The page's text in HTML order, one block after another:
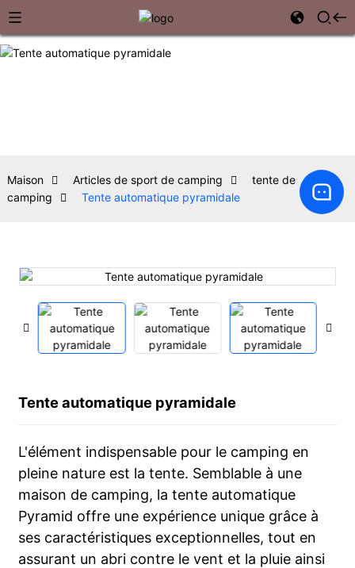
Maison Articles de sport de camping
tente de
camping
Tente automatique pyramidale
Tente automatique pyramidale
L'élément indispensable pour le camping en
pleine nature est la tente. Semblable à une
maison de camping, la tente automatique
Pyramid offre une expérience unique grâce à
ses caractéristiques exceptionnelles, tout en
assurant un abri contre le vent et la pluie ainsi